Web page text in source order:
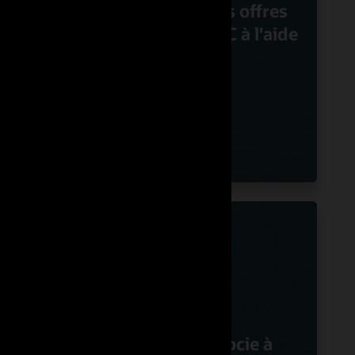
Nuvias dope ses offres
innovantes d'UC à l'aide
Swisscom s'associe à